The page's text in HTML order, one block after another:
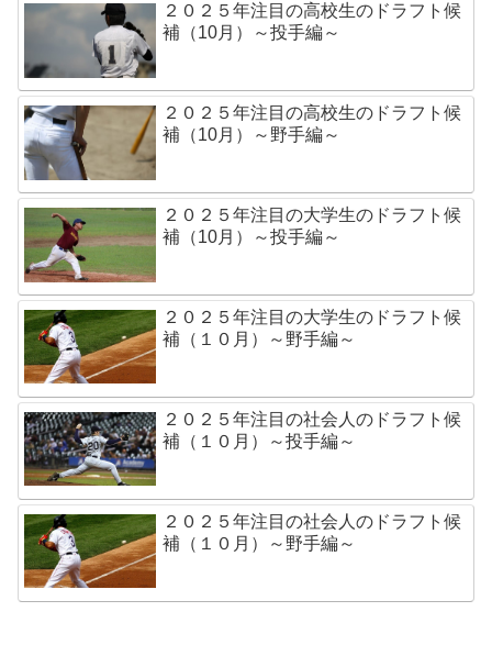
２０２５年注目の高校生のドラフト候
補（10月）～投手編～
２０２５年注目の高校生のドラフト候
補（10月）～野手編～
２０２５年注目の大学生のドラフト候
補（10月）～投手編～
２０２５年注目の大学生のドラフト候
補（１０月）～野手編～
２０２５年注目の社会人のドラフト候
補（１０月）～投手編～
２０２５年注目の社会人のドラフト候
補（１０月）～野手編～